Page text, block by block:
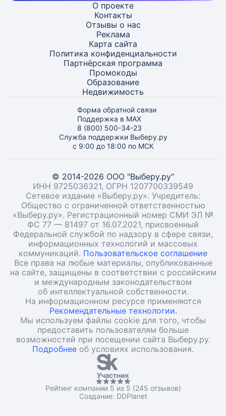
О проекте
Контакты
Отзывы о нас
Реклама
Карта сайта
Политика конфиденциальности
Партнёрская программа
Промокоды
Образование
Недвижимость
Форма обратной связи
Поддержка в MAX
8 (800) 500-34-23
Служба поддержки Выберу.ру
с 9:00 до 18:00 по МСК
© 2014-2026 ООО "Выберу.ру"
ИНН 9725036321, ОГРН 1207700339549
Сетевое издание «Выберу.ру». Учредитель:
Общество с ограниченной ответственностью
«Выберу.ру». Регистрационный номер СМИ ЭЛ №
ФС 77 — 81497 от 16.07.2021, присвоенный
Федеральной службой по надзору в сфере связи,
информационных технологий и массовых
коммуникаций. Пользовательское соглашение
Все права на любые материалы, опубликованные
на сайте, защищены в соответствии с российским
и международным законодательством
об интеллектуальной собственности.
На информационном ресурсе применяются
Рекомендательные технологии.
Мы используем файлы cookie для того, чтобы
предоставить пользователям больше
возможностей при посещении сайта Выберу.ру.
Подробнее об условиях использования.
Рейтинг компании 5 из 5 (245 отзывов)
Создание: DDPlanet